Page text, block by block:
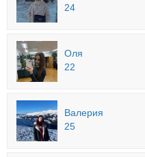
24
Оля
22
Валерия
25